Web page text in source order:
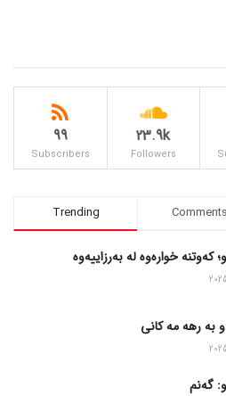
23.9k
Followers
99
Subscribers
Trending Comments
کەوتنە خوارەوە لە بەرزاییەوە
و به رهه مه کانی
گەنم